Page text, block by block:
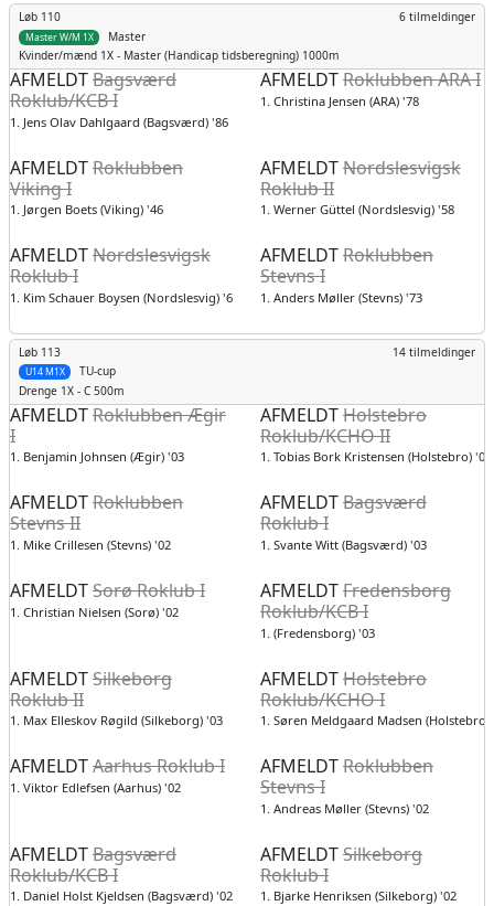
Løb 110
Master
6 tilmeldinger
Master W/M 1X
Kvinder/mænd 1X - Master (Handicap tidsberegning) 1000m
AFMELDTBagsværd
Roklub/KCB I
1. Jens Olav Dahlgaard (Bagsværd) '86
AFMELDTRoklubben ARA I
1. Christina Jensen (ARA) '78
AFMELDTRoklubben
Viking I
1. Jørgen Boets (Viking) '46
AFMELDTNordslesvigsk
Roklub II
1. Werner Güttel (Nordslesvig) '58
AFMELDTNordslesvigsk
Roklub I
1. Kim Schauer Boysen (Nordslesvig) '61
AFMELDTRoklubben
Stevns I
1. Anders Møller (Stevns) '73
Løb 113
TU-cup
14 tilmeldinger
U14 M1X
Drenge 1X - C 500m
AFMELDTRoklubben Ægir
I
1. Benjamin Johnsen (Ægir) '03
AFMELDTHolstebro
Roklub/KCHO II
1. Tobias Bork Kristensen (Holstebro) '03
AFMELDTRoklubben
Stevns II
1. Mike Crillesen (Stevns) '02
AFMELDTBagsværd
Roklub I
1. Svante Witt (Bagsværd) '03
AFMELDTSorø Roklub I
1. Christian Nielsen (Sorø) '02
AFMELDTFredensborg
Roklub/KCB I
1. (Fredensborg) '03
AFMELDTSilkeborg
Roklub II
1. Max Elleskov Røgild (Silkeborg) '03
AFMELDTHolstebro
Roklub/KCHO I
1. Søren Meldgaard Madsen (Holstebro)
AFMELDTAarhus Roklub I
1. Viktor Edlefsen (Aarhus) '02
AFMELDTRoklubben
Stevns I
1. Andreas Møller (Stevns) '02
AFMELDTBagsværd
Roklub/KCB I
1. Daniel Holst Kjeldsen (Bagsværd) '02
AFMELDTSilkeborg
Roklub I
1. Bjarke Henriksen (Silkeborg) '02